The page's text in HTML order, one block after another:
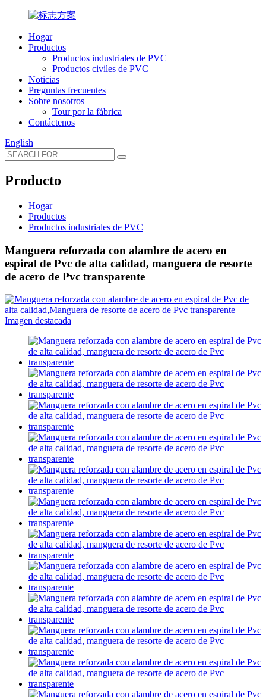
Hogar
Productos
Productos industriales de PVC
Productos civiles de PVC
Noticias
Preguntas frecuentes
Sobre nosotros
Tour por la fábrica
Contáctenos
English
Producto
Hogar
Productos
Productos industriales de PVC
Manguera reforzada con alambre de acero en
espiral de Pvc de alta calidad, manguera de resorte
de acero de Pvc transparente